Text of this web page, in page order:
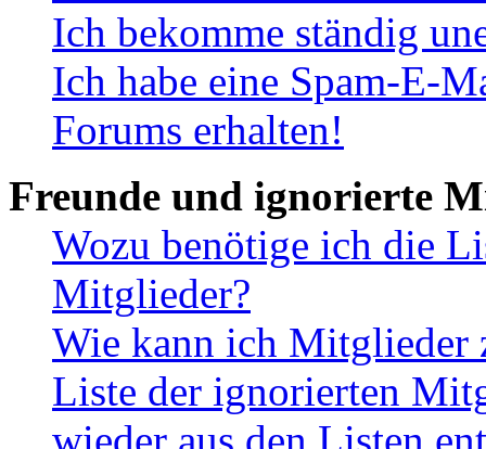
Ich bekomme ständig
Ich habe eine Spam-E-
Forums erhalten!
Freunde und ignorierte
Wozu benötige ich die
Mitglieder?
Wie kann ich Mitglieder
Liste der ignorierten